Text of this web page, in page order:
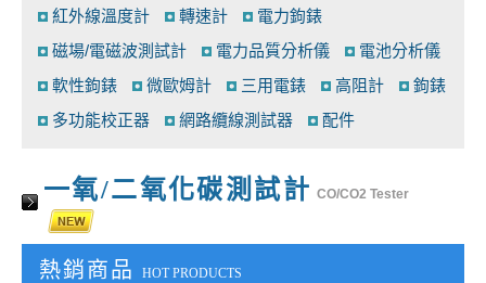
紅外線溫度計
轉速計
電力鉤錶
磁場/電磁波測試計
電力品質分析儀
電池分析儀
軟性鉤錶
微歐姆計 三用電錶 高阻計
鉤錶
多功能校正器
網路纜線測試器 配件
一氧/二氧化碳測試計 CO/CO2 Tester
熱銷商品 HOT PRODUCTS